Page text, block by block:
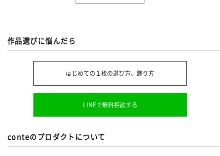
作品選びに悩んだら
はじめての１枚の選び方、飾り方
LINEで無料相談する
conteのプロダクトについて